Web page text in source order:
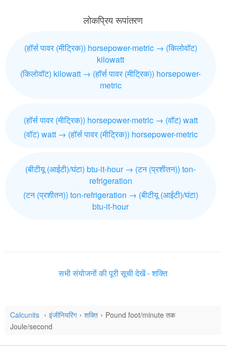
लोकप्रिय रूपांतरण
(हॉर्स पावर (मीट्रिक)) horsepower-metric → (किलोवॉट)
kilowatt
(किलोवॉट) kilowatt → (हॉर्स पावर (मीट्रिक)) horsepower-
metric
(हॉर्स पावर (मीट्रिक)) horsepower-metric → (वॉट) watt
(वॉट) watt → (हॉर्स पावर (मीट्रिक)) horsepower-metric
(बीटीयू (आईटी)/घंटा) btu-it-hour → (टन (प्रशीतन)) ton-
refrigeration
(टन (प्रशीतन)) ton-refrigeration → (बीटीयू (आईटी)/घंटा)
btu-it-hour
सभी संयोजनों की पूरी सूची देखें - शक्ति
Calcunits इंजीनियरिंग शक्ति
Pound foot/minute तक
Joule/second